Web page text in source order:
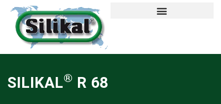
SILIKAL® R 68